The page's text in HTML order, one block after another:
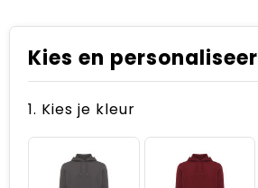
Kies en personaliseer
1. Kies je kleur